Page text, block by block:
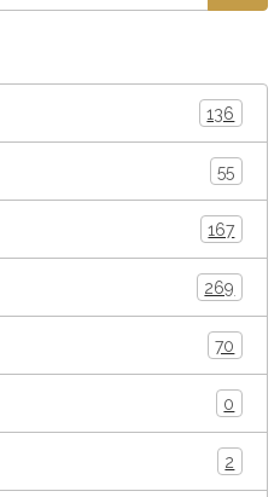
136
55
167
269
70
0
2